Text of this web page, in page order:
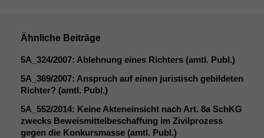
Ähnliche Beiträge
5A_324/2007: Ablehnung eines Richters (amtl. Publ.)
5A_369/2007: Anspruch auf einen juristisch gebildeten
Richter? (amtl. Publ.)
5A_552/2014: Keine Akteneinsicht nach Art. 8a SchKG
zwecks Beweismittelbeschaffung im Zivilprozess
gegen die Konkursmasse (amtl. Publ.)
Statistiken
Website zu
verbessern,
zeichnen